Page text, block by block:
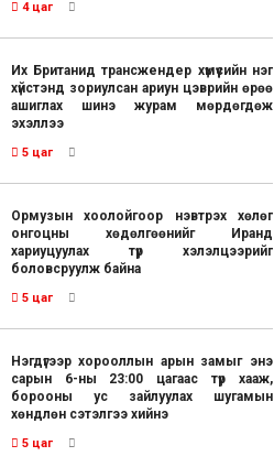
4 цаг
Их Британид трансжендер хүмүүсийн нэг
хүйстэнд зориулсан ариун цэврийн өрөө
ашиглах шинэ журам мөрдөгдөж
эхэллээ
5 цаг
Ормузын хоолойгоор нэвтрэх хөлөг
онгоцны хөдөлгөөнийг Иранд
хариуцуулах түр хэлэлцээрийг
боловсруулж байна
5 цаг
Нэгдүгээр хорооллын арын замыг энэ
сарын 6-ны 23:00 цагаас түр хааж,
борооны ус зайлуулах шугамын
хөндлөн сэтэлгээ хийнэ
5 цаг